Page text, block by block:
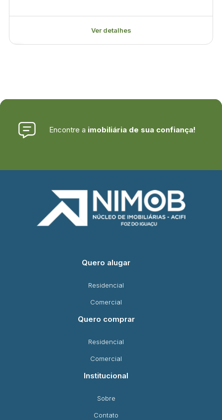
Ver detalhes
Encontre a imobiliária de sua confiança!
Quero alugar
Residencial
Comercial
Quero comprar
Residencial
Comercial
Institucional
Sobre
Contato